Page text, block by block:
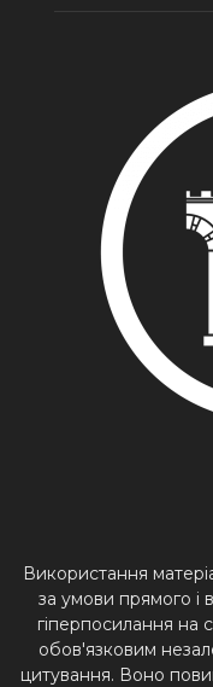
Використання
за умови прямого і
гіперпосилання на
обов'язковим
цитування. Воно